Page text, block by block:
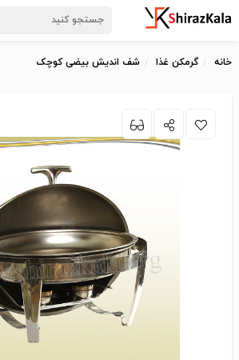
خانه گرمکن غذا شف اندیش بیضی کوچک